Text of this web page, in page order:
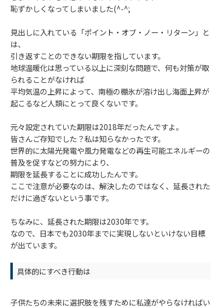
恥ずかしくなってしまいました(^-^;
見出しに入れている「ポイント・オブ・ノー・リターン」と
は、
引き返すことのできない期限を指しています。
地球温暖化は思っている以上に深刻な問題で、何も対策が取
られることがなければ
平均気温の上昇によって、南極の棚氷が溶け出し海面上昇が
起こるなど人類にとって良くないです。
元々設定されていた期限は2018年だったんですよ。
皆さんご存知でした？私は知らなかったです。
世界的に太陽光発電や風力発電などの再生可能エネルギーの
普及を促すなどの努力により、
期限を延長することに成功したんです。
ここで注意が必要なのは、解決したのではなく、延長された
だけに過ぎないという事です。
ちなみに、延長された期限は2030年です。
なので、日本でも2030年までに実現しないといけない目標
が出ています。
具体的にすべき行動は
子供たちの未来に選択肢を残すために私達がやらなければい